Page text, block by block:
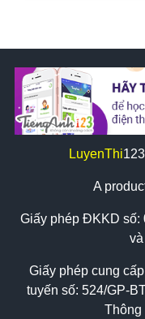
LuyenThi123
A
Giấy phép ĐKKD số:
Giấy phép cung
tuyến số: 524/GP-
Thông